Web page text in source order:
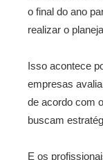
o final do ano
realizar o
Isso acontece
empresas
de acordo com
buscam
E os